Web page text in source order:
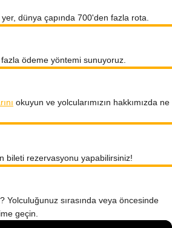
dünya çapında 700'den fazla rota.
ödeme yöntemi sunuyoruz.
okuyun ve yolcularımızın hakkımızda ne
bileti rezervasyonu yapabilirsiniz!
Yolculuğunuz sırasında veya öncesinde
geçin.